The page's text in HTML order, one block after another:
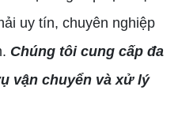
uy tín, chuyên nghiệp
Chúng tôi cung cấp đa
vận chuyển và xử lý